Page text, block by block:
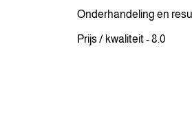
Onderhandeling en
Prijs / kwaliteit - 8.0